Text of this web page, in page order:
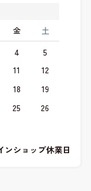
金 土
4
5
11
12
18
19
25
26
ンショップ休業日